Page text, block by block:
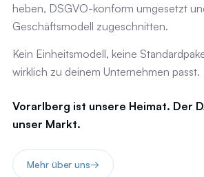
heben, DSGVO-konform umgesetzt
Geschäftsmodell zugeschnitten.
Kein Einheitsmodell, keine
wirklich zu deinem Unternehmen passt.
Vorarlberg ist unsere Heimat. Der
unser Markt.
Mehr über uns→